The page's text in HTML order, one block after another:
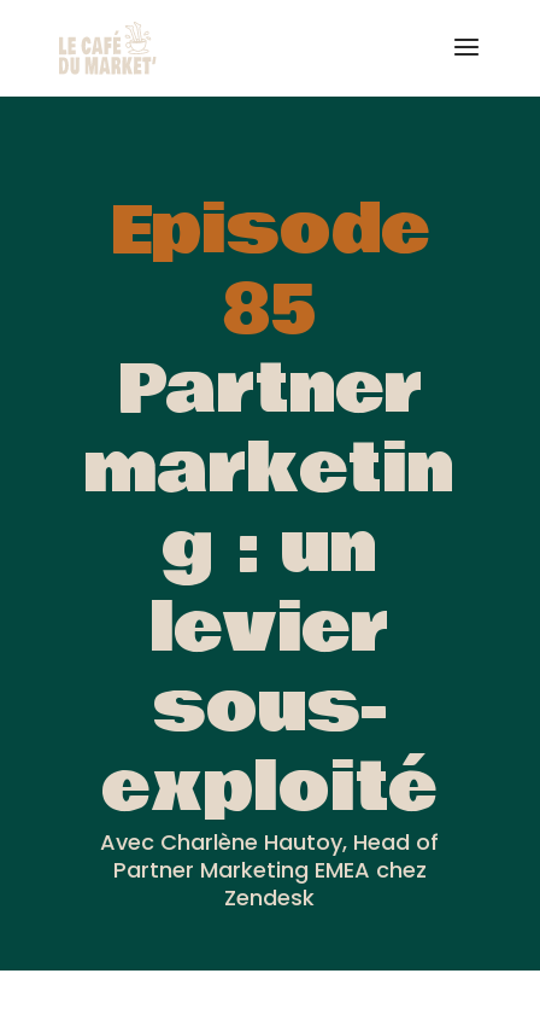
Episode
85
Partner
marketin
g : un
levier
sous-
exploité
Avec Charlène Hautoy, Head of
Partner Marketing EMEA chez
Zendesk